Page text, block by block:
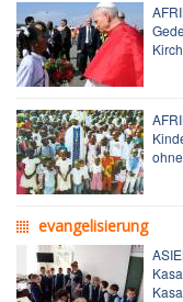
evangelisierung